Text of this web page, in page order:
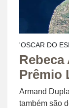
'OSCAR DO
Prêmio
Armand
também são